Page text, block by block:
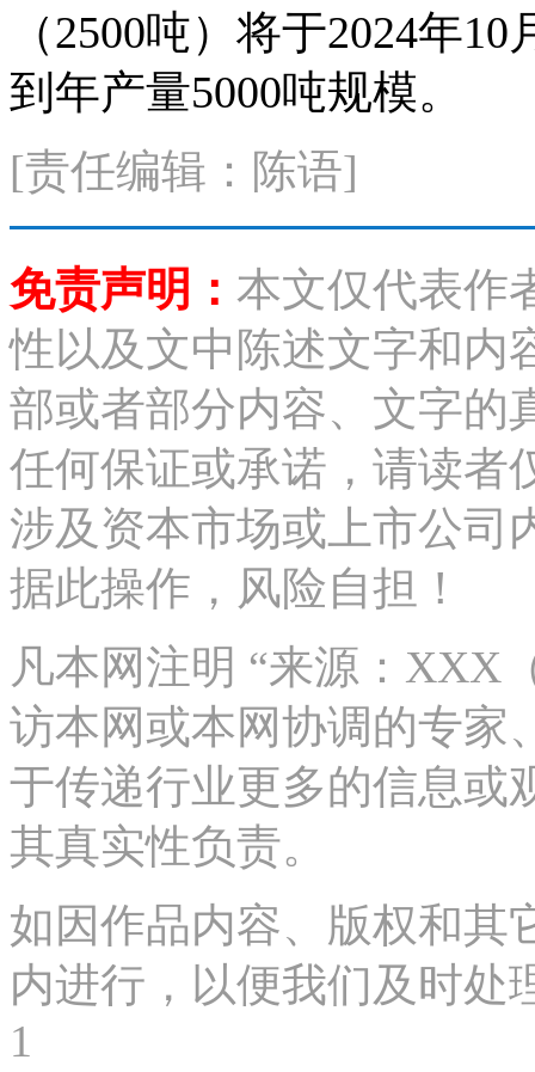
（2500吨）将于2024年
到年产量5000吨规模。
[责任编辑：陈语]
免责声明： 本文仅代表作
性以及文中陈述文字和内
部或者部分内容、文字的
任何保证或承诺，请读者
涉及资本市场或上市公司
据此操作，风险自担！
凡本网注明 “来源：XXX
访本网或本网协调的专家
于传递行业更多的信息或
其真实性负责。
如因作品内容、版权和其
内进行，以便我们及时处
1